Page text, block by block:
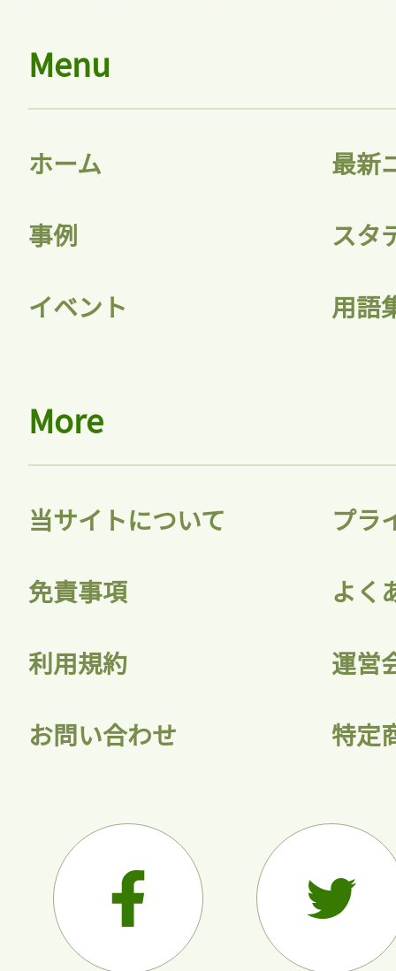
Menu
ホーム 最新
事例 スタ
イベント 用語
More
当サイトについて プラ
免責事項 よく
利用規約 運営
お問い合わせ 特定